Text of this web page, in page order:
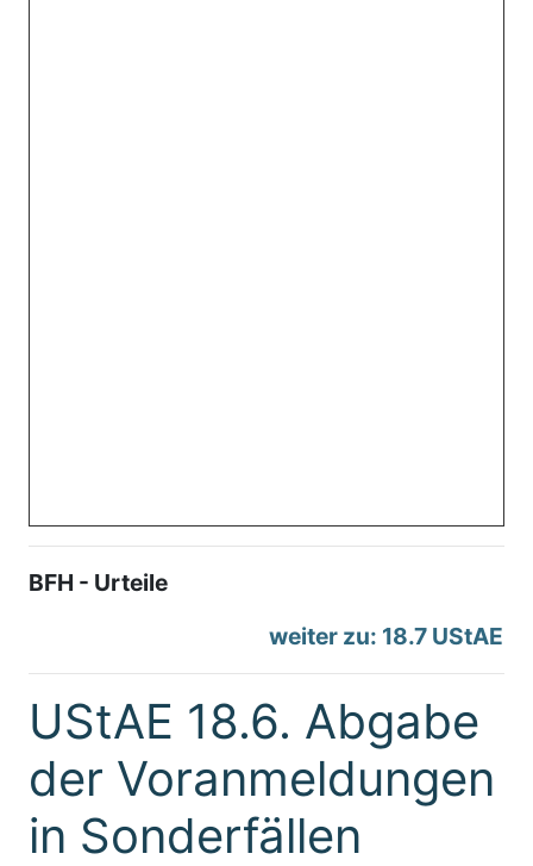
BFH - Urteile
weiter zu: 18.7 UStAE
UStAE 18.6. Abgabe
der Voranmeldungen
in Sonderfällen